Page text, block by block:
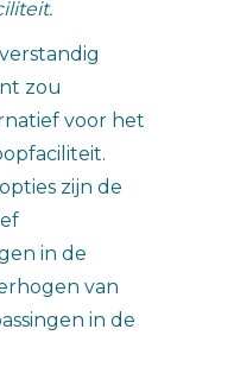
zou
voor het
zijn de
in de
van
in de